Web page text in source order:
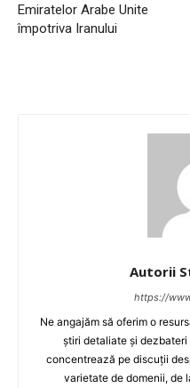
Emiratelor Arabe Unite
împotriva Iranului
Autorii
https://
Ne angajăm să oferim o
știri detaliate și
concentrează pe discuții
varietate de domenii, de